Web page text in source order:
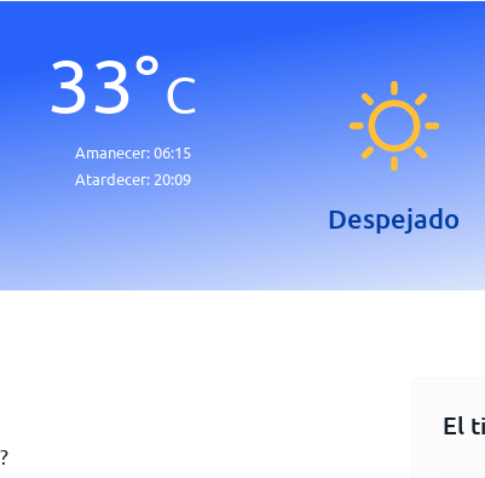
33°C
Amanecer:06:15
Atardecer: 20:09
Despejado
El